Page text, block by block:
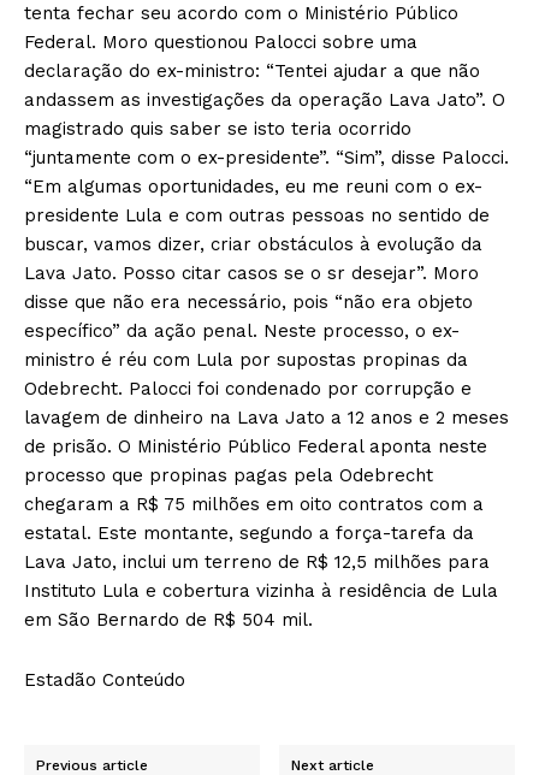
tenta fechar seu acordo com o Ministério Público
Federal. Moro questionou Palocci sobre uma
declaração do ex-ministro: “Tentei ajudar a que não
andassem as investigações da operação Lava Jato”. O
magistrado quis saber se isto teria ocorrido
“juntamente com o ex-presidente”. “Sim”, disse Palocci.
“Em algumas oportunidades, eu me reuni com o ex-
presidente Lula e com outras pessoas no sentido de
buscar, vamos dizer, criar obstáculos à evolução da
Lava Jato. Posso citar casos se o sr desejar”. Moro
disse que não era necessário, pois “não era objeto
específico” da ação penal. Neste processo, o ex-
ministro é réu com Lula por supostas propinas da
Odebrecht. Palocci foi condenado por corrupção e
lavagem de dinheiro na Lava Jato a 12 anos e 2 meses
de prisão. O Ministério Público Federal aponta neste
processo que propinas pagas pela Odebrecht
chegaram a R$ 75 milhões em oito contratos com a
estatal. Este montante, segundo a força-tarefa da
Lava Jato, inclui um terreno de R$ 12,5 milhões para
Instituto Lula e cobertura vizinha à residência de Lula
em São Bernardo de R$ 504 mil.
Estadão Conteúdo
Previous article Next article